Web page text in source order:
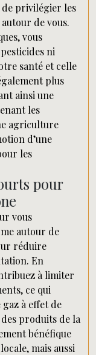
de privilégier les
de vous.
vous
ni
santé et celle
plus
ainsi une
les
agriculture
d’une
les
pour
vous
autour de
réduire
En
à limiter
ce qui
à effet de
produits de la
bénéfique
mais aussi